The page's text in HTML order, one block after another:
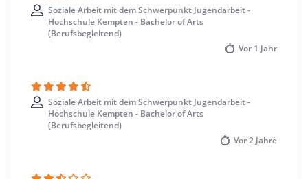
Soziale Arbeit mit dem Schwerpunkt Jugendarbeit -
Hochschule Kempten - Bachelor of Arts
(Berufsbegleitend)
Vor 1 Jahr
Soziale Arbeit mit dem Schwerpunkt Jugendarbeit -
Hochschule Kempten - Bachelor of Arts
(Berufsbegleitend)
Vor2 Jahre